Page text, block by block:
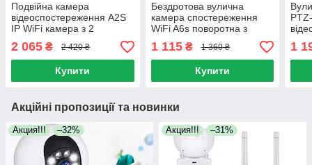
Подвійна камера
відеоспостереження A2S
IP WiFi камера з 2
об'єктивами та сиреною
додаток V380Pro
2 065 ₴ 2 420 ₴
Купити
Бездротова вулична
камера спостереження
WiFi A6s поворотна з
підсвічуванням датчиком
руху для охорони
1 115₴ 1 360 ₴
Купити
1
Акційні пропозиції та новинки
Акция!!! –32% Акция!!! –31%